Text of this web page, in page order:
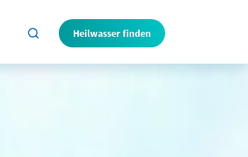
Heilwasser finden